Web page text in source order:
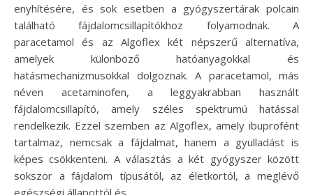
enyhítésére, és sok esetben a gyógyszertárak polcain
található fájdalomcsillapítókhoz folyamodnak. A
paracetamol és az Algoflex két népszerű alternatíva,
amelyek különböző hatóanyagokkal és
hatásmechanizmusokkal dolgoznak. A paracetamol, más
néven acetaminofen, a leggyakrabban használt
fájdalomcsillapító, amely széles spektrumú hatással
rendelkezik. Ezzel szemben az Algoflex, amely ibuprofént
tartalmaz, nemcsak a fájdalmat, hanem a gyulladást is
képes csökkenteni. A választás a két gyógyszer között
sokszor a fájdalom típusától, az életkortól, a meglévő
egészségi állapottól és…